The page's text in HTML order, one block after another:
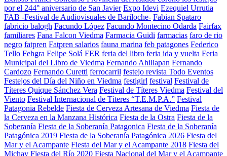
por el 244° aniversario de San Javier Expo Idevi Ezequiel Urrutia
FAB -Festival de Audiovisuales de Bariloche- Fabian Spataro
fabricio balogh Facundo López Facundo Montecino Odarda Fairfax
familiares Fana Falcon Viedma Farmacia Guidi farmacias faro de rio
negro fatpren Fatpren salarios fauna marina feb patagones Federico
Tello Fehgra Felipe Solá FER feria del libro feria ida y vuelta Feria
Municipal del Libro de Viedma Fernando Ahillapan Fernando
Cardozo Fernando Curetti ferrocarril festejo revista Todo Eventos
Festejos del Día del Niño en Viedma festigirl festival Festival de
Títeres Quique Sánchez Vera Festival de Títeres Viedma Festival del
Viento Festival Internacional de Títeres “T.E.M.P.A.” Festival
Patagonia Rebelde Fiesta de Cerveza Artesana de Viedma Fiesta de
la Cerveza en la Manzana Histórica Fiesta de la Ostra Fiesta de la
Soberanía Fiesta de la Soberanía Patagonica Fiesta de la Soberanía
Patagónica 2019 Fiesta de la Soberanía Patagónica 2026 Fiesta del
Mar y el Acampante Fiesta del Mar y el Acampante 2018 Fiesta del
Michay Fiesta del Río 2020 Fiesta Nacional del Mar y el Acampante